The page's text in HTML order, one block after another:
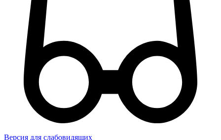
Версия для слабовидящих